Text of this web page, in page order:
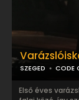
SZEGED CODE
Első éves